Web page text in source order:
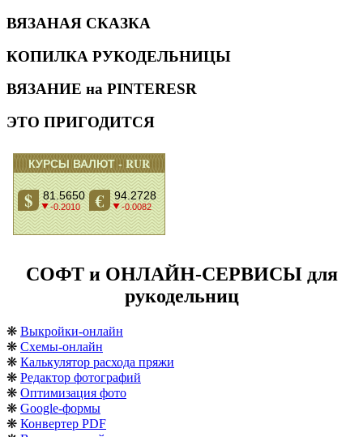
ВЯЗАНАЯ СКАЗКА
КОПИЛКА РУКОДЕЛЬНИЦЫ
ВЯЗАНИЕ на PINTERESR
ЭТО ПРИГОДИТСЯ
СОФТ и ОНЛАЙН-СЕРВИСЫ для
рукодельниц
❋ Выкройки-онлайн
❋ Схемы-онлайн
❋ Калькулятор расхода пряжи
❋ Редактор фотографий
❋ Оптимизация фото
❋ Google-формы
❋ Конвертер PDF